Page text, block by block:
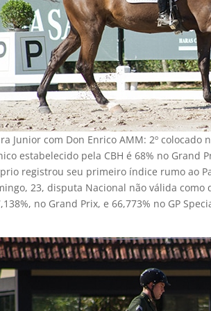
Junior com Don Enrico AMM: 2º colocado
estabelecido pela CBH é 68% no
registrou seu primeiro índice rumo ao
23, disputa Nacional não válida
no Grand Prix, e 66,773% no GP